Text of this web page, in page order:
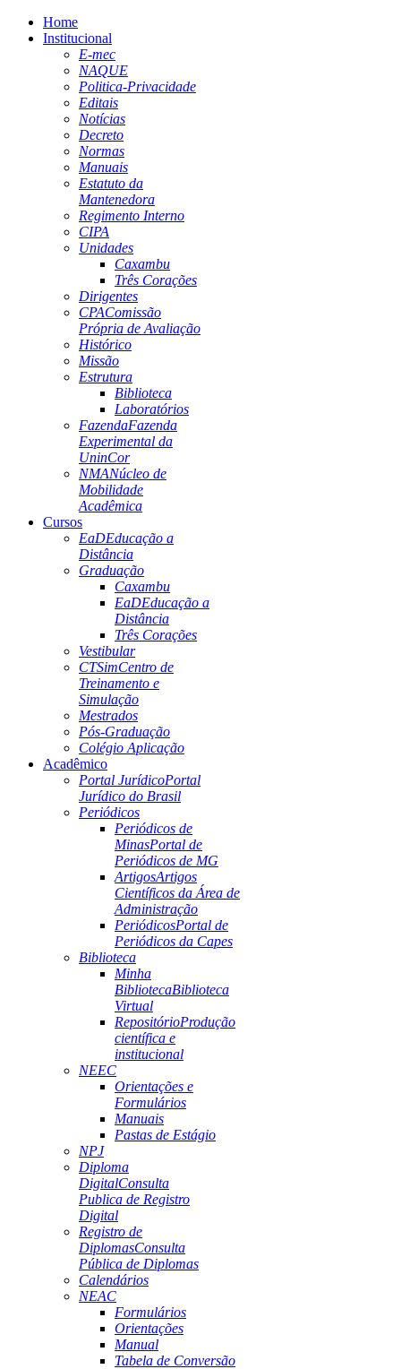
Home
Institucional
E-mec
NAQUE
Politica-Privacidade
Editais
Notícias
Decreto
Normas
Manuais
Estatuto da
Mantenedora
Regimento Interno
CIPA
Unidades
Caxambu
Três Corações
Dirigentes
CPAComissão
Própria de Avaliação
Histórico
Missão
Estrutura
Biblioteca
Laboratórios
FazendaFazenda
Experimental da
UninCor
NMANúcleo de
Mobilidade
Acadêmica
Cursos
EaDEducação a
Distância
Graduação
Caxambu
EaDEducação a
Distância
Três Corações
Vestibular
CTSimCentro de
Treinamento e
Simulação
Mestrados
Pós-Graduação
Colégio Aplicação
Acadêmico
Portal JurídicoPortal
Jurídico do Brasil
Periódicos
Periódicos de
MinasPortal de
Periódicos de MG
ArtigosArtigos
Científicos da Área de
Administração
PeriódicosPortal de
Periódicos da Capes
Biblioteca
Minha
BibliotecaBiblioteca
Virtual
RepositórioProdução
científica e
institucional
NEEC
Orientações e
Formulários
Manuais
Pastas de Estágio
NPJ
Diploma
DigitalConsulta
Publica de Registro
Digital
Registro de
DiplomasConsulta
Pública de Diplomas
Calendários
NEAC
Formulários
Orientações
Manual
Tabela de Conversão